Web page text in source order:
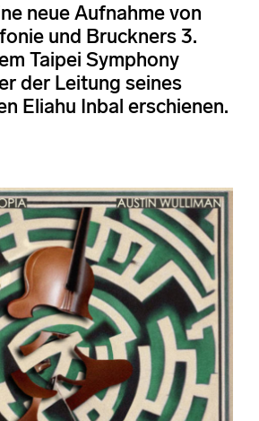
neue Aufnahme von
und Bruckners 3.
Taipei Symphony
der Leitung seines
Eliahu Inbal erschienen.